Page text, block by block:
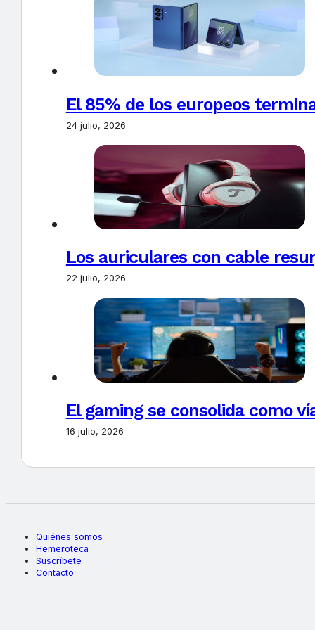
El 85% de los europeos
24 julio, 2026
Los auriculares con cable
22 julio, 2026
El gaming se consolida como
16 julio, 2026
Quiénes somos
Hemeroteca
Suscríbete
Contacto